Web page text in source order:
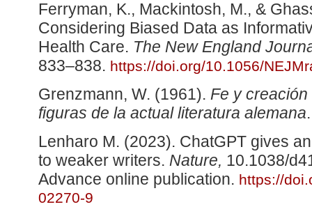
Ferryman, K., Mackintosh, M., &
Considering Biased Data as
Health Care. The New England
833–838. https://doi.org/10.1056/
Grenzmann, W. (1961). Fe y
figuras de la actual literatura alemana
Lenharo M. (2023). ChatGPT gives
to weaker writers. Nature, 10.1038/
Advance online publication. https://
02270-9